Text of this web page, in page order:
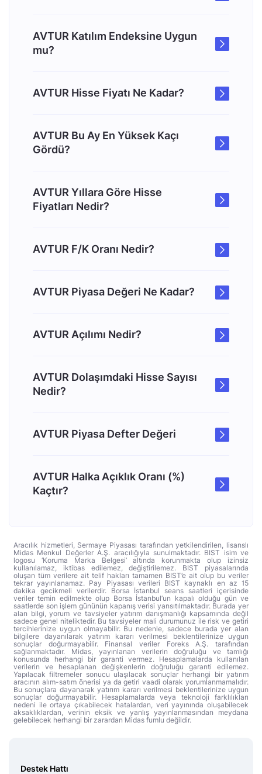
AVTUR Katılım Endeksine Uygun
mu?
AVTUR Hisse Fiyatı Ne Kadar?
AVTUR Bu Ay En Yüksek Kaçı
Gördü?
AVTUR Yıllara Göre Hisse
Fiyatları Nedir?
AVTUR F/K Oranı Nedir?
AVTUR Piyasa Değeri Ne Kadar?
AVTUR Açılımı Nedir?
AVTUR Dolaşımdaki Hisse Sayısı
Nedir?
AVTUR Piyasa Defter Değeri
AVTUR Halka Açıklık Oranı (%)
Kaçtır?
Aracılık hizmetleri, Sermaye Piyasası tarafından yetkilendirilen, lisanslı
Midas Menkul Değerler A.Ş. aracılığıyla sunulmaktadır. BIST isim ve
logosu ‘Koruma Marka Belgesi’ altında korunmakta olup izinsiz
kullanılamaz, iktibas edilemez, değiştirilemez. BIST piyasalarında
oluşan tüm verilere ait telif hakları tamamen BIST’e ait olup bu veriler
tekrar yayınlanamaz. Pay Piyasası verileri BIST kaynaklı en az 15
dakika gecikmeli verilerdir. Borsa İstanbul seans saatleri içerisinde
veriler temin edilmekte olup Borsa İstanbul’un kapalı olduğu gün ve
saatlerde son işlem gününün kapanış verisi yansıtılmaktadır. Burada yer
alan bilgi, yorum ve tavsiyeler yatırım danışmanlığı kapsamında değil
sadece genel niteliktedir. Bu tavsiyeler mali durumunuz ile risk ve getiri
tercihlerinize uygun olmayabilir. Bu nedenle, sadece burada yer alan
bilgilere dayanılarak yatırım kararı verilmesi beklentilerinize uygun
sonuçlar doğurmayabilir. Finansal veriler Foreks A.Ş. tarafından
sağlanmaktadır. Midas, yayınlanan verilerin doğruluğu ve tamlığı
konusunda herhangi bir garanti vermez. Hesaplamalarda kullanılan
verilerin ve hesaplanan değişkenlerin doğruluğu garanti edilemez.
Yapılacak filtremeler sonucu ulaşılacak sonuçlar herhangi bir yatırım
aracının alım-satım önerisi ya da getiri vaadi olarak yorumlanmamalıdır.
Bu sonuçlara dayanarak yatırım kararı verilmesi beklentilerinize uygun
sonuçlar doğurmayabilir. Hesaplamalarda veya teknoloji farklılıkları
nedeni ile ortaya çıkabilecek hatalardan, veri yayınında oluşabilecek
aksaklıklardan, verinin eksik ve yanlış yayınlanmasından meydana
gelebilecek herhangi bir zarardan Midas fumlu değildir.
Destek Hattı